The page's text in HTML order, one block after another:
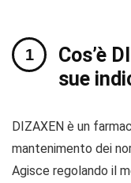
Cos’è
sue
DIZAXEN è un
mantenimento dei
Agisce regolando il